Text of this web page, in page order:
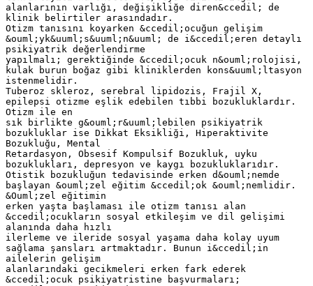
alanlarının varlığı, değişikliğe diren&ccedil; de
klinik belirtiler arasındadır.
Otizm tanısını koyarken &ccedil;ocuğun gelişim
&ouml;yk&uuml;s&uuml;n&uuml; de i&ccedil;eren detaylı
psikiyatrik değerlendirme
yapılmalı; gerektiğinde &ccedil;ocuk n&ouml;rolojisi,
kulak burun boğaz gibi kliniklerden kons&uuml;ltasyon
istenmelidir.
Tuberoz skleroz, serebral lipidozis, Frajil X,
epilepsi otizme eşlik edebilen tıbbi bozukluklardır.
Otizm ile en
sık birlikte g&ouml;r&uuml;lebilen psikiyatrik
bozukluklar ise Dikkat Eksikliği, Hiperaktivite
Bozukluğu, Mental
Retardasyon, Obsesif Kompulsif Bozukluk, uyku
bozuklukları, depresyon ve kaygı bozukluklarıdır.
Otistik bozukluğun tedavisinde erken d&ouml;nemde
başlayan &ouml;zel eğitim &ccedil;ok &ouml;nemlidir.
&Ouml;zel eğitimin
erken yaşta başlaması ile otizm tanısı alan
&ccedil;ocukların sosyal etkileşim ve dil gelişimi
alanında daha hızlı
ilerleme ve ileride sosyal yaşama daha kolay uyum
sağlama şansları artmaktadır. Bunun i&ccedil;in
ailelerin gelişim
alanlarındaki gecikmeleri erken fark ederek
&ccedil;ocuk psikiyatristine başvurmaları;